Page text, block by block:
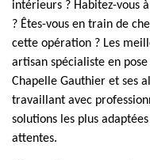
intérieurs ? Habitez-vous
? Êtes-vous en train de
cette opération ? Les
artisan spécialiste en
Chapelle Gauthier et ses
travaillant avec
solutions les plus
attentes.